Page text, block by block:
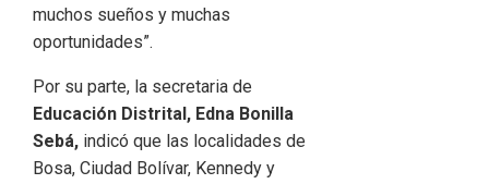
muchos sueños y muchas
oportunidades”.
Por su parte, la secretaria de
Educación Distrital, Edna Bonilla
Sebá,indicó que las localidades de
Bosa, Ciudad Bolívar, Kennedy y